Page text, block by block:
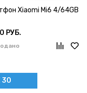
Xiaomi Mi6 4/64GB
РУБ.
30